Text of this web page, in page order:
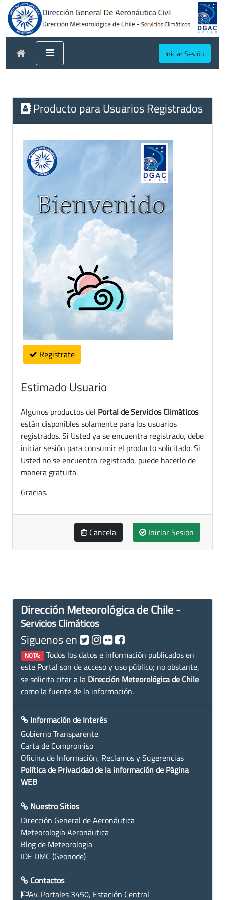
Iniciar Sesión
Producto para Usuarios Registrados
Regístrate
Estimado Usuario
Algunos productos del Portal de Servicios Climáticos
están disponibles solamente para los usuarios
registrados. Si Usted ya se encuentra registrado, debe
iniciar sesión para consumir el producto solicitado. Si
Usted no se encuentra registrado, puede hacerlo de
manera gratuita.
Gracias.
Cancela Iniciar Sesión
Dirección Meteorológica de Chile -
Servicios Climáticos
Siguenos en
NOTA: Todos los datos e información publicados en
este Portal son de acceso y uso público; no obstante,
se solicita citar a la Dirección Meteorológica de Chile
como la fuente de la información.
Información de Interés
Gobierno Transparente
Carta de Compromiso
Oficina de Información, Reclamos y Sugerencias
Política de Privacidad de la información de Página
WEB
Nuestro Sitios
Dirección General de Aeronáutica
Meteorología Aeronáutica
Blog de Meteorología
IDE DMC (Geonode)
Contactos
Av. Portales 3450, Estación Central